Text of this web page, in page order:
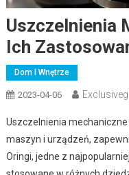
Uszczelnienia
Ich
Dom I Wnętrze
2023-04-06
Uszczelnienia
maszyn i urządzeń,
Oringi, jedne z